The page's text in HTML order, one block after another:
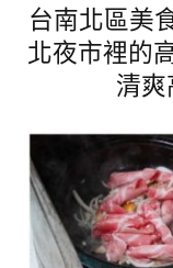
台南北區美
北夜市裡的
清爽